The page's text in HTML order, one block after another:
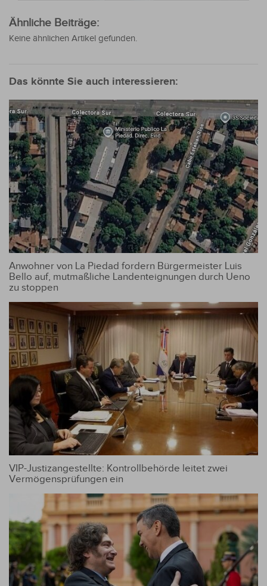
Ähnliche Beiträge:
Keine ähnlichen Artikel gefunden.
Das könnte Sie auch interessieren:
Anwohner von La Piedad fordern Bürgermeister Luis
Bello auf, mutmaßliche Landenteignungen durch Ueno
zu stoppen
VIP-Justizangestellte: Kontrollbehörde leitet zwei
Vermögensprüfungen ein